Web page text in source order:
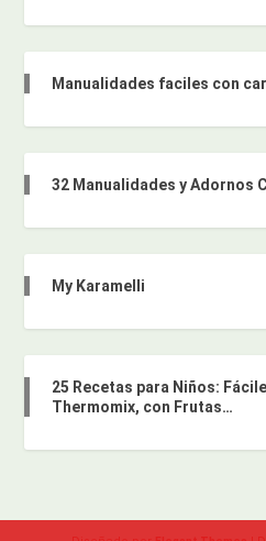
Manualidades faciles con
32 Manualidades y Adornos
My Karamelli
25 Recetas para Niños:
Thermomix, con Frutas…